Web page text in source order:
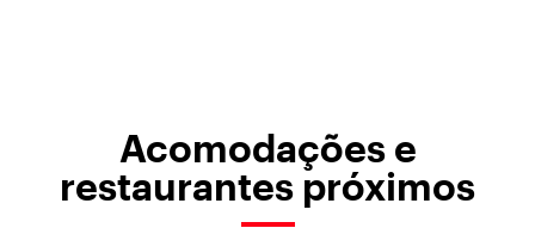
Acomodações e
restaurantes próximos